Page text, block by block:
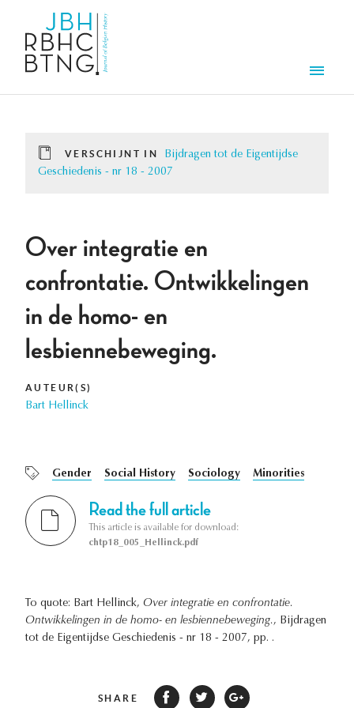
VERSCHIJNT IN
Bijdragen tot de Eigentijdse
Geschiedenis - nr 18 - 2007
Over integratie en
confrontatie. Ontwikkelingen
in de homo- en
lesbiennebeweging.
AUTEUR(S)
Bart Hellinck
Gender Social History Sociology Minorities
Read the full article
This article is available for download:
chtp18_005_Hellinck.pdf
To quote: Bart Hellinck, Over integratie en confrontatie.
Ontwikkelingen in de homo- en lesbiennebeweging., Bijdragen
tot de Eigentijdse Geschiedenis - nr 18 - 2007, pp. .
SHARE